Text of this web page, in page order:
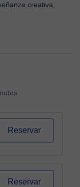
creativa,
Reservar
Reservar